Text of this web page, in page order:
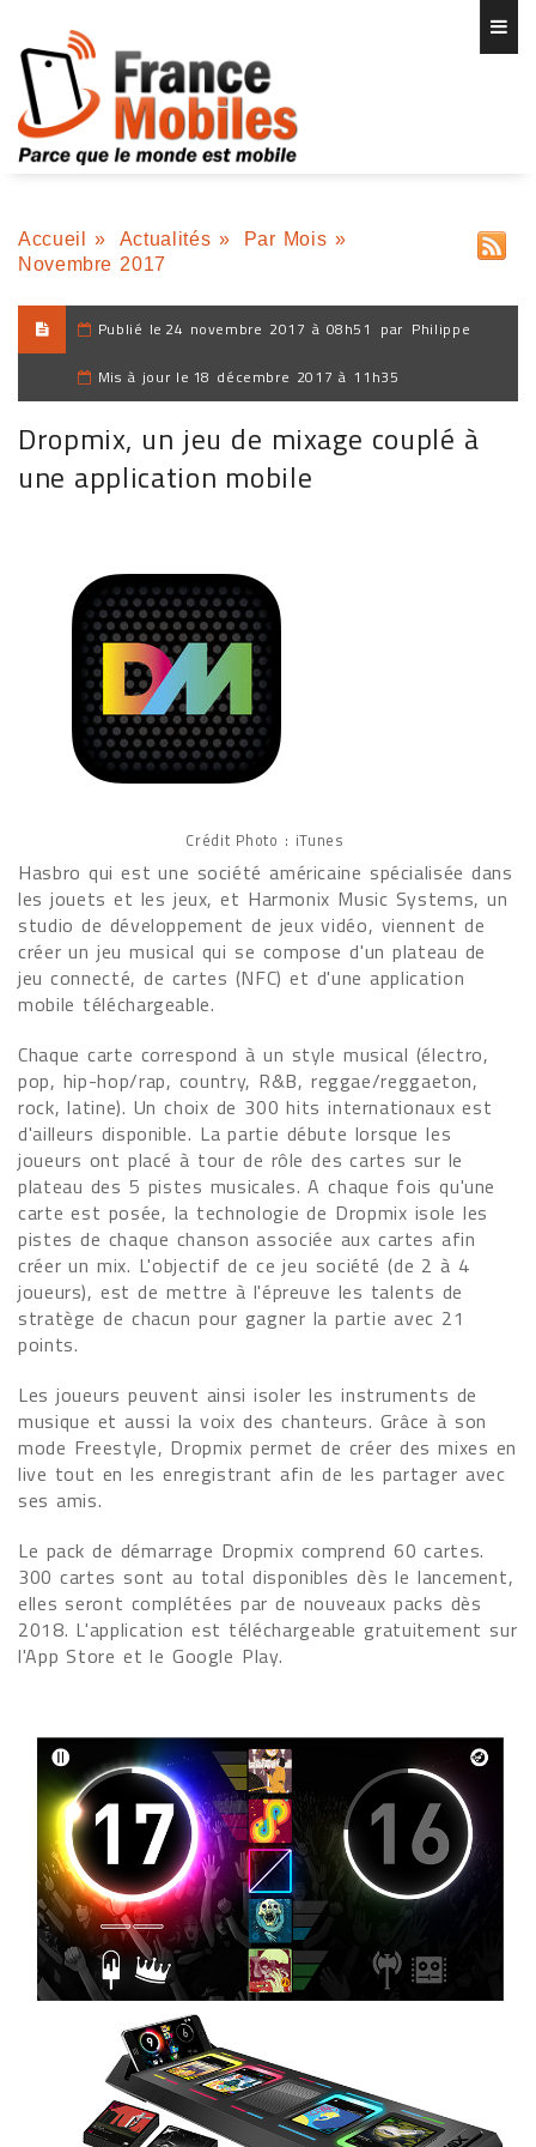
Accueil » Actualités » Par Mois »
Novembre 2017
Publié le 24 novembre 2017 à 08h51 par Philippe
Mis à jour le 18 décembre 2017 à 11h35
Dropmix, un jeu de mixage couplé à
une application mobile
Crédit Photo : iTunes
Hasbro qui est une société américaine spécialisée dans
les jouets et les jeux, et Harmonix Music Systems, un
studio de développement de jeux vidéo, viennent de
créer un jeu musical qui se compose d'un plateau de
jeu connecté, de cartes (NFC) et d'une application
mobile téléchargeable.
Chaque carte correspond à un style musical (électro,
pop, hip-hop/rap, country, R&B, reggae/reggaeton,
rock, latine). Un choix de 300 hits internationaux est
d'ailleurs disponible. La partie débute lorsque les
joueurs ont placé à tour de rôle des cartes sur le
plateau des 5 pistes musicales. A chaque fois qu'une
carte est posée, la technologie de Dropmix isole les
pistes de chaque chanson associée aux cartes afin
créer un mix. L'objectif de ce jeu société (de 2 à 4
joueurs), est de mettre à l'épreuve les talents de
stratège de chacun pour gagner la partie avec 21
points.
Les joueurs peuvent ainsi isoler les instruments de
musique et aussi la voix des chanteurs. Grâce à son
mode Freestyle, Dropmix permet de créer des mixes en
live tout en les enregistrant afin de les partager avec
ses amis.
Le pack de démarrage Dropmix comprend 60 cartes.
300 cartes sont au total disponibles dès le lancement,
elles seront complétées par de nouveaux packs dès
2018. L'application est téléchargeable gratuitement sur
l'App Store et le Google Play.